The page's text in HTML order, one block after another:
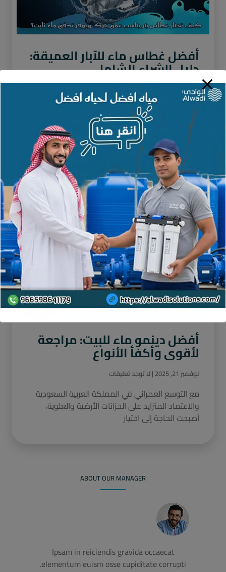
أفضل غطاس ماء للآبار العميقة:
دليل الشراء الشامل
نوفمبر 21, 2025 لا توجد تعليقات
مع تزايد الاعتماد على الآبار العميقة في البيوت
والمزارع والاستراحات، أصبح غطاس الماء الجهاز
الأساسي لضمان استخراج
أفضل دينمو ماء للبيت: مراجعة
لأقوى وأكفأ الأنواع
نوفمبر 21, 2025 لا توجد تعليقات
مع التوسع العمراني في المملكة العربية السعودية
والاعتماد المتزايد على الخزانات الأرضية والعلوية،
أصبحت الحاجة إلى اختيار
ABOUT OUR MANAGER
Ipsam in reiciendis gravida occaecat
elementum euism osse cupiditate corrupti.